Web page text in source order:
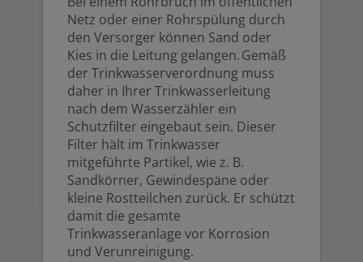
Netz oder einer Rohrspülung durch
den Versorger können Sand oder
Kies in die Leitung gelangen. Gemäß
der Trinkwasserverordnung muss
daher in Ihrer Trinkwasserleitung
nach dem Wasserzähler ein
Schutzfilter eingebaut sein. Dieser
Filter hält im Trinkwasser
mitgeführte Partikel, wie z. B.
Sandkörner, Gewindespäne oder
kleine Rostteilchen zurück. Er schützt
damit die gesamte
Trinkwasseranlage vor Korrosion
und Verunreinigung.